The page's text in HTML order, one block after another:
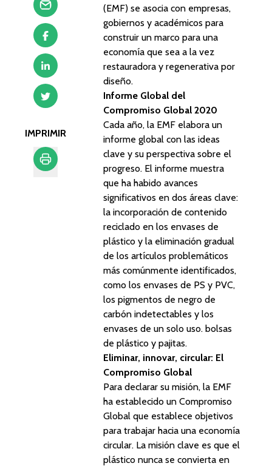
IMPRIMIR
(EMF) se asocia con empresas,
gobiernos y académicos para
construir un marco para una
economía que sea a la vez
restauradora y regenerativa por
diseño.
Informe Global del
Compromiso Global 2020
Cada año, la EMF elabora un
informe global con las ideas
clave y su perspectiva sobre el
progreso. El informe muestra
que ha habido avances
significativos en dos áreas clave:
la incorporación de contenido
reciclado en los envases de
plástico y la eliminación gradual
de los artículos problemáticos
más comúnmente identificados,
como los envases de PS y PVC,
los pigmentos de negro de
carbón indetectables y los
envases de un solo uso. bolsas
de plástico y pajitas.
Eliminar, innovar, circular: El
Compromiso Global
Para declarar su misión, la EMF
ha establecido un Compromiso
Global que establece objetivos
para trabajar hacia una economía
circular. La misión clave es que el
plástico nunca se convierta en